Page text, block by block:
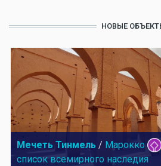
НОВЫЕ
Мечеть Тинмель / Марокко
список всемирного наследия